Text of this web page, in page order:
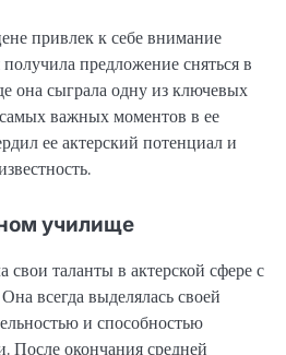
привлек к себе внимание
предложение сняться в
она сыграла одну из ключевых
важных моментов в ее
ее актерский потенциал и
училище
свои таланты в актерской сфере с
всегда выделялась своей
и способностью
После окончания средней